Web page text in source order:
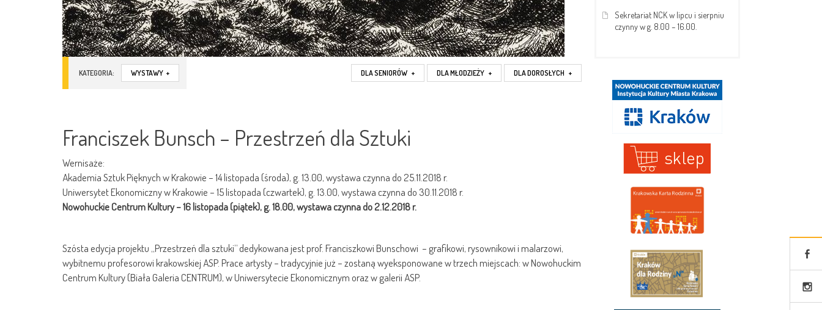
KATEGORIA: WYSTAWY + DLA DOROSŁYCH +
DLA MŁODZIEŻY +
DLA SENIORÓW +
Franciszek Bunsch – Przestrzeń dla Sztuki
Wernisaże:
Akademia Sztuk Pięknych w Krakowie – 14 listopada (środa), g. 13.00, wystawa czynna do 25.11.2018 r.
Uniwersytet Ekonomiczny w Krakowie – 15 listopada (czwartek), g. 13.00, wystawa czynna do 30.11.2018 r.
Nowohuckie Centrum Kultury – 16 listopada (piątek), g. 18.00, wystawa czynna do 2.12.2018 r.
Szósta edycja projektu „Przestrzeń dla sztuki” dedykowana jest prof. Franciszkowi Bunschowi – grafikowi, rysownikowi i malarzowi,
wybitnemu profesorowi krakowskiej ASP. Prace artysty – tradycyjnie już – zostaną wyeksponowane w trzech miejscach: w Nowohuckim
Centrum Kultury (Biała Galeria CENTRUM), w Uniwersytecie Ekonomicznym oraz w galerii ASP.
Sekretariat NCK w lipcu i sierpniu
czynny w g. 8.00 – 16.00.